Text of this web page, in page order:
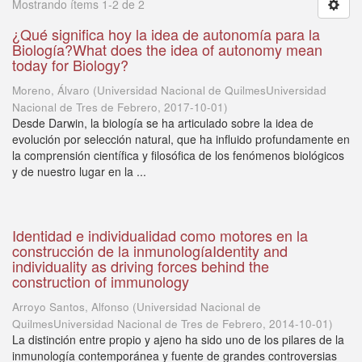
Mostrando ítems 1-2 de 2
¿Qué significa hoy la idea de autonomía para la
Biología?What does the idea of autonomy mean
today for Biology?
Moreno, Álvaro (Universidad Nacional de QuilmesUniversidad
Nacional de Tres de Febrero, 2017-10-01)
Desde Darwin, la biología se ha articulado sobre la idea de
evolución por selección natural, que ha influido profundamente en
la comprensión científica y filosófica de los fenómenos biológicos
y de nuestro lugar en la ...
Identidad e individualidad como motores en la
construcción de la inmunologíaIdentity and
individuality as driving forces behind the
construction of immunology
Arroyo Santos, Alfonso (Universidad Nacional de
QuilmesUniversidad Nacional de Tres de Febrero, 2014-10-01)
La distinción entre propio y ajeno ha sido uno de los pilares de la
inmunología contemporánea y fuente de grandes controversias